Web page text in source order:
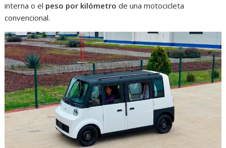
interna o el peso por kilómetro de una motocicleta
convencional.